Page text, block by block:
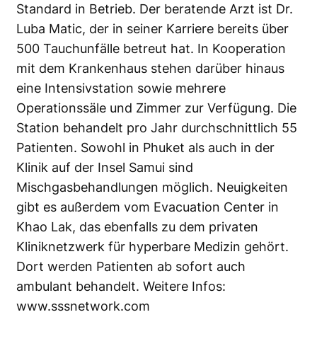
Standard in Betrieb. Der beratende Arzt ist Dr.
Luba Matic, der in seiner Karriere bereits über
500 Tauchunfälle betreut hat. In Kooperation
mit dem Krankenhaus stehen darüber hinaus
eine Intensivstation sowie mehrere
Operationssäle und Zimmer zur Verfügung. Die
Station behandelt pro Jahr durchschnittlich 55
Patienten. Sowohl in Phuket als auch in der
Klinik auf der Insel Samui sind
Mischgasbehandlungen möglich. Neuigkeiten
gibt es außerdem vom Evacuation Center in
Khao Lak, das ebenfalls zu dem privaten
Kliniknetzwerk für hyperbare Medizin gehört.
Dort werden Patienten ab sofort auch
ambulant behandelt. Weitere Infos:
www.sssnetwork.com